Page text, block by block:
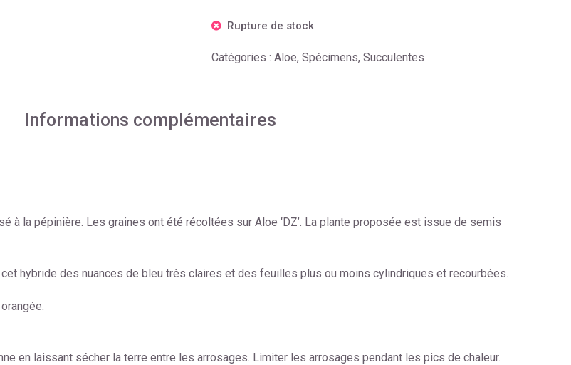
Rupture de stock
Catégories :Aloe,Spécimens,Succulentes
Informations complémentaires
à la pépinière. Les graines ont été récoltées sur Aloe ‘DZ’. La plante proposée est issue de semis
hybride des nuances de bleu très claires et des feuilles plus ou moins cylindriques et recourbées.
en laissant sécher la terre entre les arrosages. Limiter les arrosages pendant les pics de chaleur.